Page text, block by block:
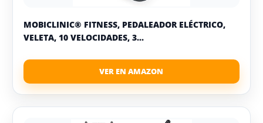
MOBICLINIC® FITNESS, PEDALEADOR ELÉCTRICO,
VELETA, 10 VELOCIDADES, 3...